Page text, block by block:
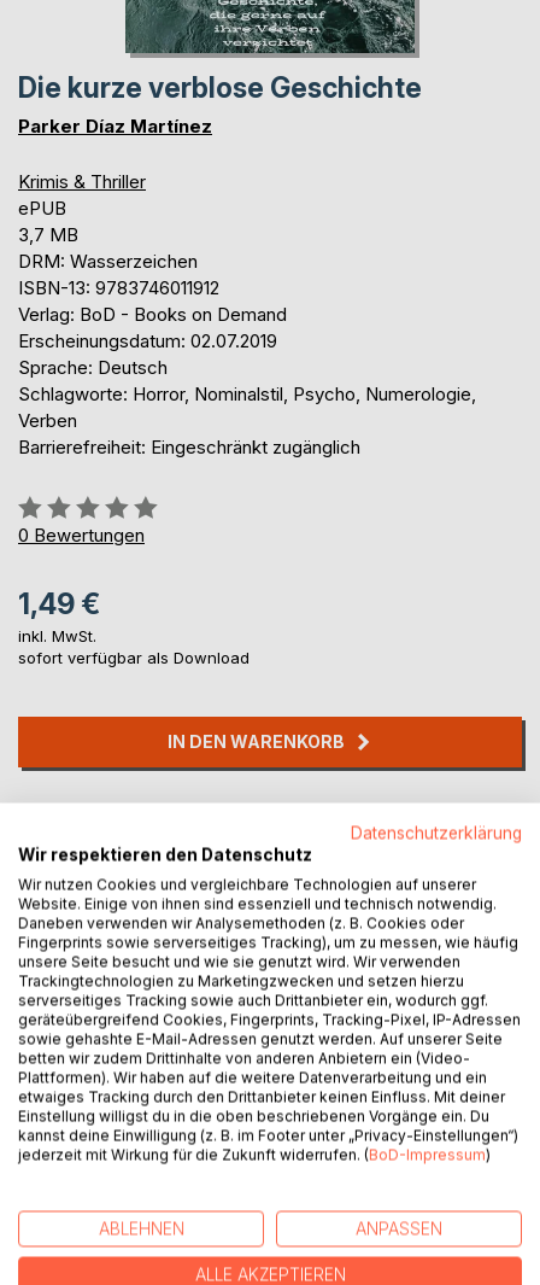
Die kurze verblose Geschichte
Parker Díaz Martínez
Krimis & Thriller
ePUB
3,7 MB
DRM: Wasserzeichen
ISBN-13: 9783746011912
Verlag: BoD - Books on Demand
Erscheinungsdatum: 02.07.2019
Sprache: Deutsch
Schlagworte: Horror, Nominalstil, Psycho, Numerologie,
Verben
Barrierefreiheit: Eingeschränkt zugänglich
Bewertung::
0%
0 Bewertungen
1,49 €
inkl. MwSt.
sofort verfügbar als Download
IN DEN WARENKORB
Auf die Merkliste
BESCHREIBUNG
Mystiko, ein junger Mann, dessen Neugier ihn in Gefahr
bringt, krasse Entdeckungen und ein unerwartetes Ende.
In dem Buch: ''Die kurze Verblose Geschichte'', wird die
Der Author hat kleine versteckte Botschaften und
Schlüssel für die Entdecker des Okkulten gelassen.
Datenschutzerklärung
Wir respektieren den Datenschutz
Wir nutzen Cookies und vergleichbare Technologien auf unserer
Website. Einige von ihnen sind essenziell und technisch notwendig.
Daneben verwenden wir Analysemethoden (z. B. Cookies oder
Fingerprints sowie serverseitiges Tracking), um zu messen, wie häufig
unsere Seite besucht und wie sie genutzt wird. Wir verwenden
Trackingtechnologien zu Marketingzwecken und setzen hierzu
serverseitiges Tracking sowie auch Drittanbieter ein, wodurch ggf.
geräteübergreifend Cookies, Fingerprints, Tracking-Pixel, IP-Adressen
sowie gehashte E-Mail-Adressen genutzt werden. Auf unserer Seite
betten wir zudem Drittinhalte von anderen Anbietern ein (Video-
Plattformen). Wir haben auf die weitere Datenverarbeitung und ein
etwaiges Tracking durch den Drittanbieter keinen Einfluss. Mit deiner
Einstellung willigst du in die oben beschriebenen Vorgänge ein. Du
kannst deine Einwilligung (z. B. im Footer unter „Privacy-Einstellungen“)
jederzeit mit Wirkung für die Zukunft widerrufen. (BoD-Impressum)
ABLEHNEN ANPASSEN
ALLE AKZEPTIEREN